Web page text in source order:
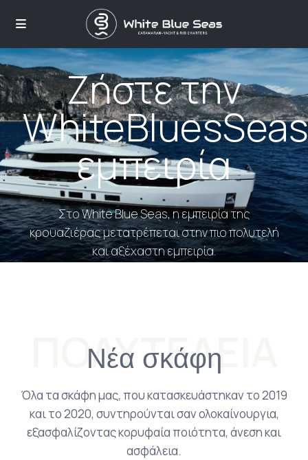
Ζήστε την
εμπειρία
Στο White Blue Seas, η εμπειρία της
κρουαζιέρας μετατρέπεται στην πιο πολυτελή
και αξέχαστη εμπειρία.
ΠΟΛΥΤΕΛΕΙΑ
Νέα σκάφη
Όλα τα σκάφη μας, που κατασκευάστηκαν το 2019
και το 2020, συντηρούνται σαν ολοκαίνουργια,
εξασφαλίζοντας κορυφαία ποιότητα, άνεση και
ασφάλεια.